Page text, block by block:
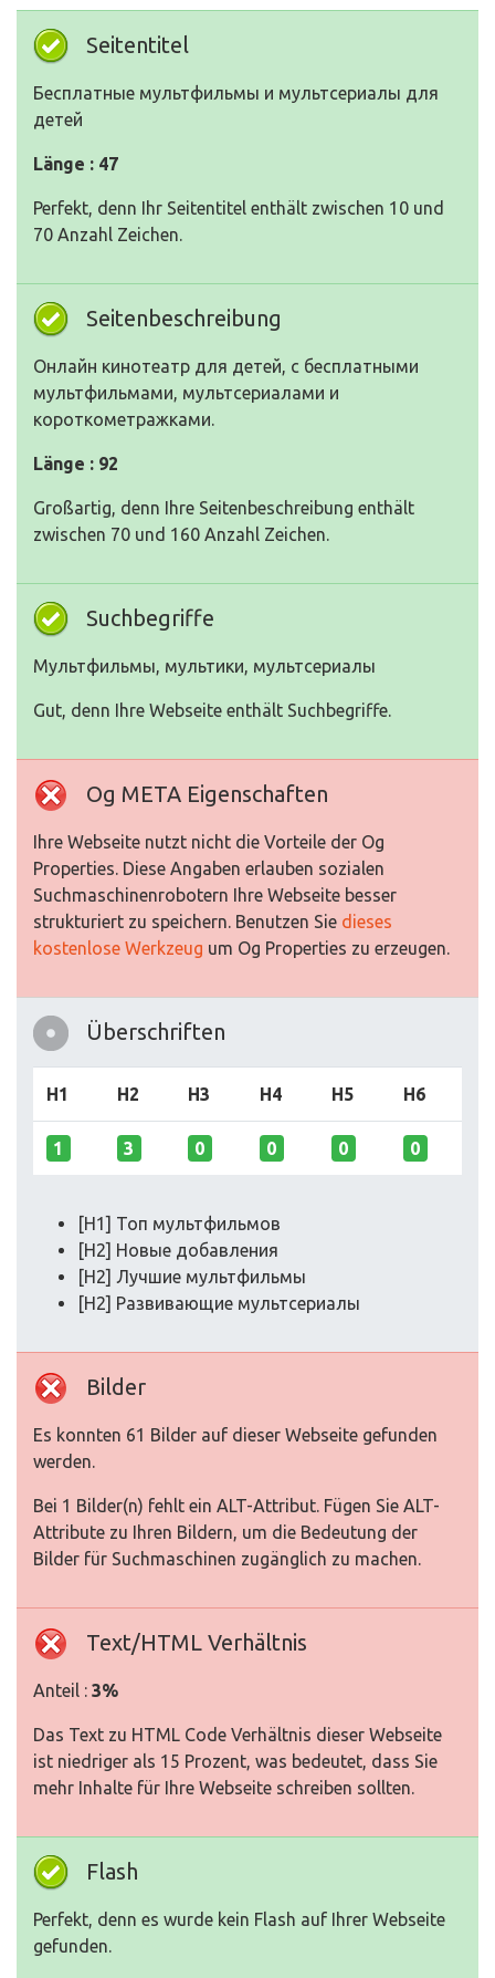
Seitentitel
Бесплатные мультфильмы и мультсериалы для
детей
Länge : 47
Perfekt, denn Ihr Seitentitel enthält zwischen 10 und
70 Anzahl Zeichen.
Seitenbeschreibung
Онлайн кинотеатр для детей, с бесплатными
мультфильмами, мультсериалами и
короткометражками.
Länge : 92
Großartig, denn Ihre Seitenbeschreibung enthält
zwischen 70 und 160 Anzahl Zeichen.
Suchbegriffe
Мультфильмы, мультики, мультсериалы
Gut, denn Ihre Webseite enthält Suchbegriffe.
Og META Eigenschaften
Ihre Webseite nutzt nicht die Vorteile der Og
Properties. Diese Angaben erlauben sozialen
Suchmaschinenrobotern Ihre Webseite besser
strukturiert zu speichern. Benutzen Sie dieses
kostenlose Werkzeug um Og Properties zu erzeugen.
Überschriften
H1 H2 H3 H4 H5 H6
1 3 0 0 0 0
[H1] Топ мультфильмов
[H2] Новые добавления
[H2] Лучшие мультфильмы
[H2] Развивающие мультсериалы
Bilder
Es konnten 61 Bilder auf dieser Webseite gefunden
werden.
Bei 1 Bilder(n) fehlt ein ALT-Attribut. Fügen Sie ALT-
Attribute zu Ihren Bildern, um die Bedeutung der
Bilder für Suchmaschinen zugänglich zu machen.
Text/HTML Verhältnis
Anteil : 3%
Das Text zu HTML Code Verhältnis dieser Webseite
ist niedriger als 15 Prozent, was bedeutet, dass Sie
mehr Inhalte für Ihre Webseite schreiben sollten.
Flash
Perfekt, denn es wurde kein Flash auf Ihrer Webseite
gefunden.